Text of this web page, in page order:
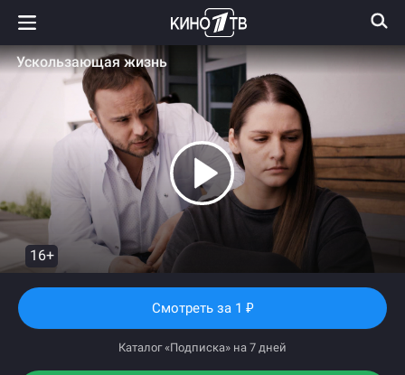
Ускользающая жизнь
16+
Смотреть за 1 ₽
Каталог «Подписка» на 7 дней